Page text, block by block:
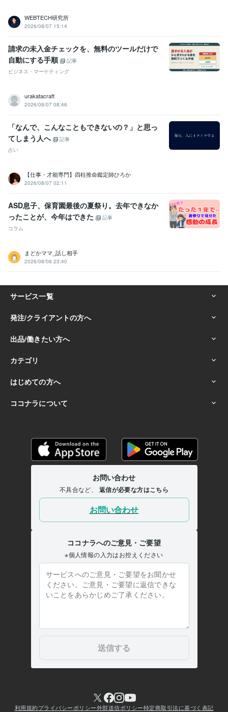
WEBTECH研究所
2026/08/07 15:14
請求の未入金チェックを、無料のツールだけで
自動にする手順
記事
ビジネス・マーケティング
urakatacraft
2026/08/07 08:46
「なんで、こんなこともできないの？」と思っ
てしまう人へ
記事
占い
【仕事・才能専門】四柱推命鑑定師ひろか
2026/08/07 02:11
ASD息子、保育園最後の夏祭り。去年できなか
ったことが、今年はできた
記事
コラム
まどかママ_話し相手
2026/08/06 23:40